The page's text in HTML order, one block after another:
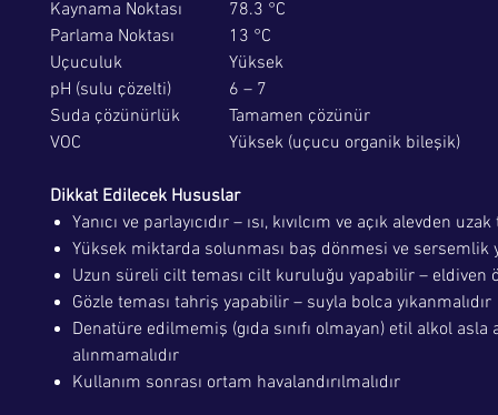
Kaynama Noktası
78.3 °C
Parlama Noktası
13 °C
Uçuculuk
Yüksek
pH (sulu çözelti)
6 – 7
Suda çözünürlük
Tamamen çözünür
VOC
Yüksek (uçucu organik bileşik)
Dikkat Edilecek Hususlar
Yanıcı ve parlayıcıdır – ısı, kıvılcım ve açık alevden
Yüksek miktarda solunması baş dönmesi ve sersemlik
Uzun süreli cilt teması cilt kuruluğu yapabilir – eldiven
Gözle teması tahriş yapabilir – suyla bolca yıkanmalıdır
Denatüre edilmemiş (gıda sınıfı olmayan) etil alkol asla
alınmamalıdır
Kullanım sonrası ortam havalandırılmalıdır